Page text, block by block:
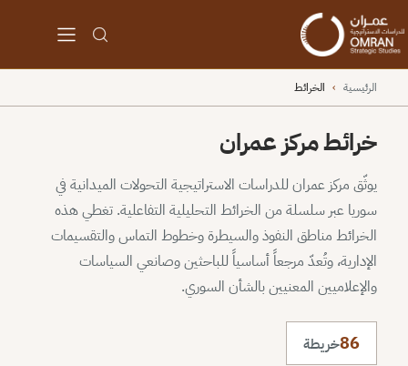
الرئيسية › الخرائط
خرائط مركز عمران
يوثّق مركز عمران للدراسات الاستراتيجية التحولات الميدانية في
سوريا عبر سلسلة من الخرائط التحليلية التفاعلية. تغطي هذه
الخرائط مناطق النفوذ والسيطرة وخطوط التماس والتقسيمات
الإدارية، وتُعدّ مرجعاً أساسياً للباحثين وصانعي السياسات
والإعلاميين المعنيين بالشأن السوري.
86خريطة